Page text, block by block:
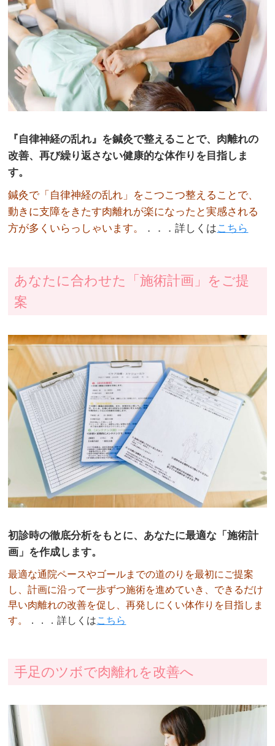
『自律神経の乱れ』を鍼灸で整えることで、肉離れの
改善、再び繰り返さない健康的な体作りを目指しま
す。
鍼灸で「自律神経の乱れ」をこつこつ整えることで、
動きに支障をきたす肉離れが楽になったと実感される
方が多くいらっしゃいます。
．．．詳しくはこちら
あなたに合わせた「施術計画」をご提
案
初診時の徹底分析をもとに、あなたに最適な「施術計
画」を作成します。
最適な通院ペースやゴールまでの道のりを最初にご提案
し、計画に沿って一歩ずつ施術を進めていき、できるだけ
早い肉離れの改善を促し、再発しにくい体作りを目指しま
す。
．．．詳しくはこちら
手足のツボで肉離れを改善へ